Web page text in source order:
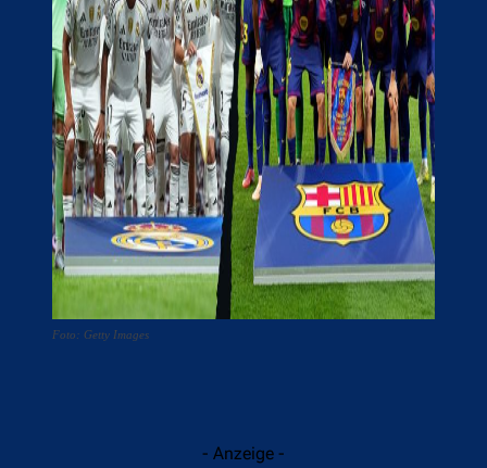
Foto: Getty Images
- Anzeige -